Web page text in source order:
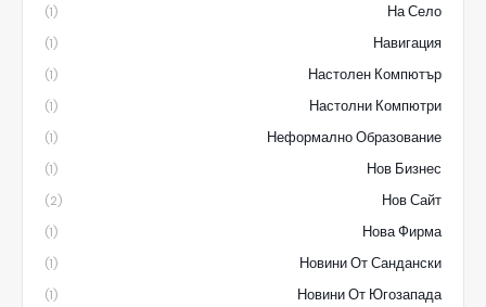
На Село
(1)
Навигация
(1)
Настолен Компютър
(1)
Настолни Компютри
(1)
Неформално Образование
(1)
Нов Бизнес
(1)
Нов Сайт
(2)
Нова Фирма
(1)
Новини От Сандански
(1)
Новини От Югозапада
(1)